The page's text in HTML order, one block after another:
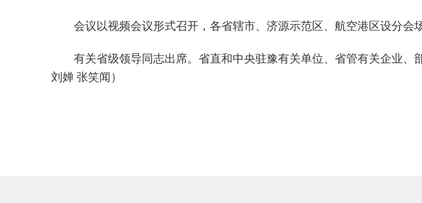
会议以视频会议形式召开，各省辖市、济源示范区、航空港区设分会场
有关省级领导同志出席。省直和中央驻豫有关单位、省管有关企业、
刘婵 张笑闻）